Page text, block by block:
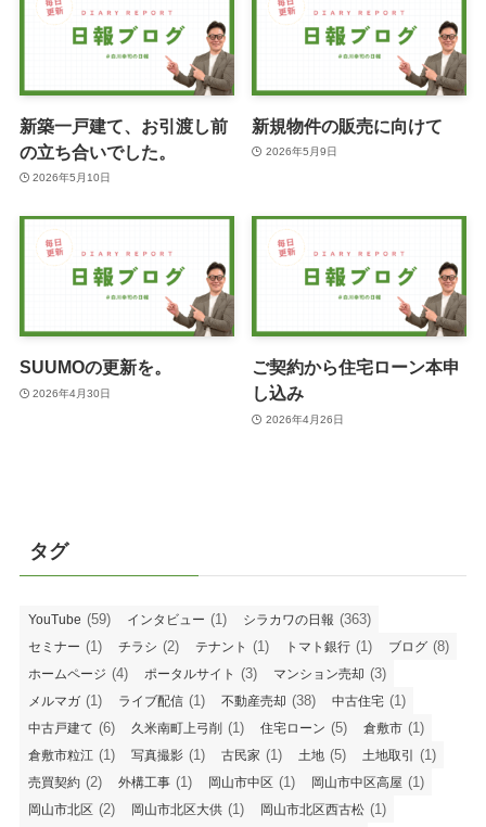
新築一戸建て、お引渡し前
の立ち合いでした。
2026年5月10日
新規物件の販売に向けて
2026年5月9日
SUUMOの更新を。
2026年4月30日
ご契約から住宅ローン本申
し込み
2026年4月26日
タグ
YouTube (59) インタビュー (1) シラカワの日報 (363)
セミナー (1) チラシ (2) テナント (1) トマト銀行 (1) ブログ (8)
ホームページ (4) ポータルサイト (3) マンション売却 (3)
メルマガ (1) ライブ配信 (1) 不動産売却 (38) 中古住宅 (1)
中古戸建て (6) 久米南町上弓削 (1) 住宅ローン (5) 倉敷市 (1)
倉敷市粒江 (1) 写真撮影 (1) 古民家 (1) 土地 (5) 土地取引 (1)
売買契約 (2) 外構工事 (1) 岡山市中区 (1) 岡山市中区高屋 (1)
岡山市北区 (2) 岡山市北区大供 (1) 岡山市北区西古松 (1)